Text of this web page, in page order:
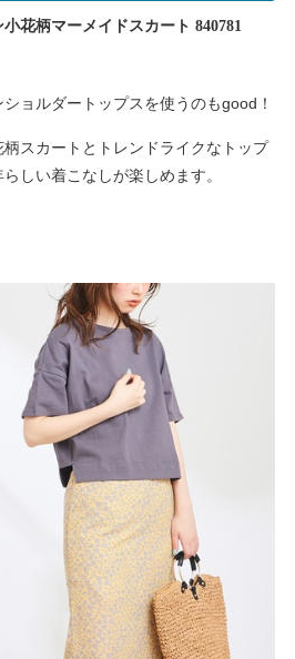
花柄マーメイドスカート 840781
ョルダートップスを使うのもgood！
スカートとトレンドライクなトップ
しい着こなしが楽しめます。